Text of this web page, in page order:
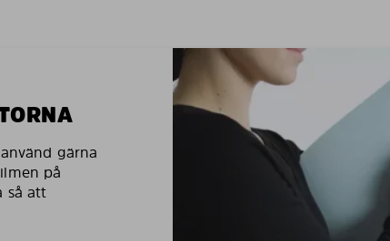
gärna
på
så att